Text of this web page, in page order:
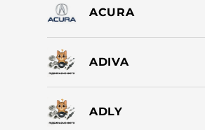
ACURA
ADIVA
ADLY